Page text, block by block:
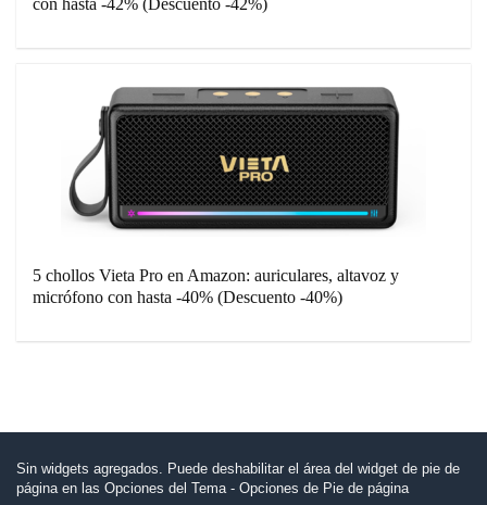
con hasta -42% (Descuento -42%)
5 chollos Vieta Pro en Amazon: auriculares, altavoz y
micrófono con hasta -40% (Descuento -40%)
Sin widgets agregados. Puede deshabilitar el área del widget de pie de
página en las Opciones del Tema - Opciones de Pie de página